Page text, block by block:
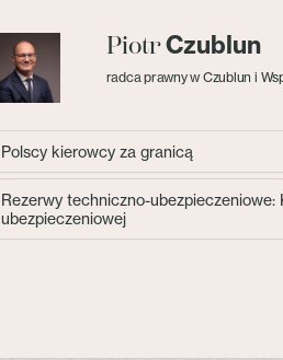
PiotrCzublun
radca prawny w Czublun i
Polscy kierowcy za granicą
Rezerwy techniczno-
ubezpieczeniowej